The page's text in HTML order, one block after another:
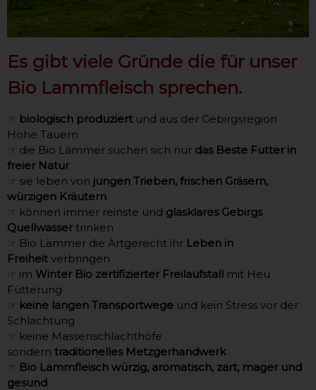
Es gibt viele Gründe die für unser
Bio Lammfleisch sprechen.
☞ biologisch produziert und aus der Gebirgsregion
Hohe Tauern
☞ die Bio Lämmer suchen sich nur das Beste Futter in
freier Natur
☞ sie leben von jungen Trieben, frischen Gräsern,
würzigen Kräutern
☞ können immer reinste und glasklares Gebirgs
Quellwassertrinken
☞ Bio Lämmer die Artgerecht ihr Leben in
Freiheit verbringen
☞ im Winter Bio zertifizierter Freilaufstall mit Heu
Fütterung
☞ keine langen Transportwege und kein Stress vor der
Schlachtung
☞ keine Massenschlachthöfe
sondern traditionelles Metzgerhandwerk
☞ Bio Lammfleisch würzig, aromatisch, zart, mager und
gesund